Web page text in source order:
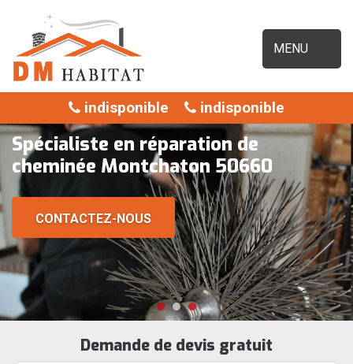
MENU
indisponible indisponible
Spécialiste en réparation de
cheminée Montchaton 50660
CONTACTEZ-NOUS
Demande de devis gratuit